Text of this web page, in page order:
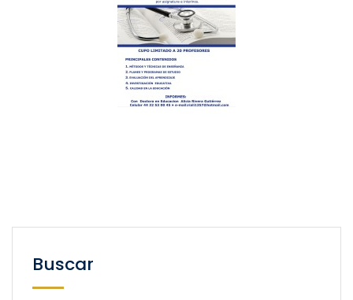
Buscar